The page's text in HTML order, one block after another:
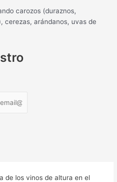
carozos (duraznos,
cerezas, arándanos, uvas de
de los vinos de altura en el